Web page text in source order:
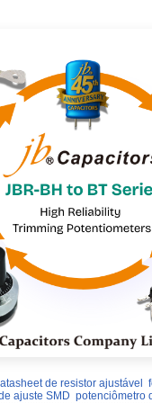
de resistor ajustável
ajuste SMD potenciômetro